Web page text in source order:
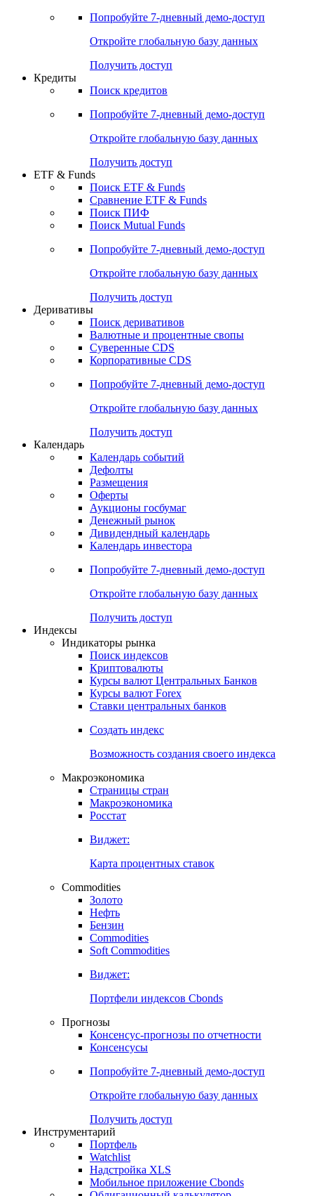
Попробуйте 7-дневный демо-доступ
Откройте глобальную базу данных
Получить доступ
Кредиты
Поиск кредитов
Попробуйте 7-дневный демо-доступ
Откройте глобальную базу данных
Получить доступ
ETF & Funds
Поиск ETF & Funds
Сравнение ETF & Funds
Поиск ПИФ
Поиск Mutual Funds
Попробуйте 7-дневный демо-доступ
Откройте глобальную базу данных
Получить доступ
Деривативы
Поиск деривативов
Валютные и процентные свопы
Суверенные CDS
Корпоративные CDS
Попробуйте 7-дневный демо-доступ
Откройте глобальную базу данных
Получить доступ
Календарь
Календарь событий
Дефолты
Размещения
Оферты
Аукционы госбумаг
Денежный рынок
Дивидендный календарь
Календарь инвестора
Попробуйте 7-дневный демо-доступ
Откройте глобальную базу данных
Получить доступ
Индексы
Индикаторы рынка
Поиск индексов
Криптовалюты
Курсы валют Центральных Банков
Курсы валют Forex
Ставки центральных банков
Создать индекс
Возможность создания своего индекса
Макроэкономика
Страницы стран
Макроэкономика
Росстат
Виджет:
Карта процентных ставок
Commodities
Золото
Нефть
Бензин
Commodities
Soft Commodities
Виджет:
Портфели индексов Cbonds
Прогнозы
Консенсус-прогнозы по отчетности
Консенсусы
Попробуйте 7-дневный демо-доступ
Откройте глобальную базу данных
Получить доступ
Инструментарий
Портфель
Watchlist
Надстройка XLS
Мобильное приложение Cbonds